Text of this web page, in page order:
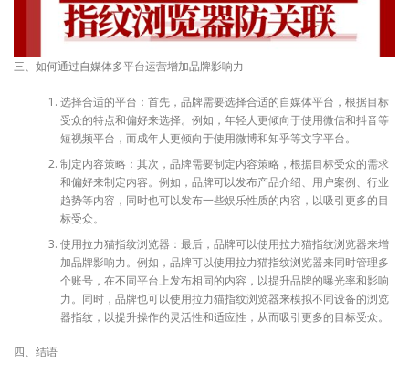
三、如何通过自媒体多平台运营增加品牌影响力
选择合适的平台：首先，品牌需要选择合适的自媒体平台，根据目标
受众的特点和偏好来选择。例如，年轻人更倾向于使用微信和抖音等
短视频平台，而成年人更倾向于使用微博和知乎等文字平台。
制定内容策略：其次，品牌需要制定内容策略，根据目标受众的需求
和偏好来制定内容。例如，品牌可以发布产品介绍、用户案例、行业
趋势等内容，同时也可以发布一些娱乐性质的内容，以吸引更多的目
标受众。
使用拉力猫指纹浏览器：最后，品牌可以使用拉力猫指纹浏览器来增
加品牌影响力。例如，品牌可以使用拉力猫指纹浏览器来同时管理多
个账号，在不同平台上发布相同的内容，以提升品牌的曝光率和影响
力。同时，品牌也可以使用拉力猫指纹浏览器来模拟不同设备的浏览
器指纹，以提升操作的灵活性和适应性，从而吸引更多的目标受众。
四、结语